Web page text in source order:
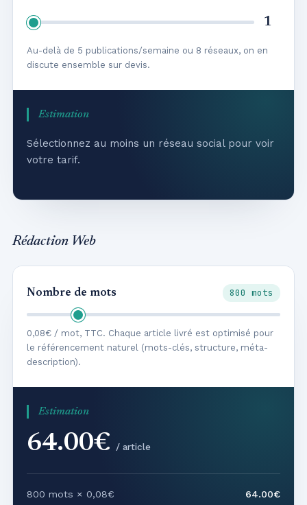
1
Au-delà de 5 publications/semaine ou 8 réseaux, on en
discute ensemble sur devis.
Estimation
Sélectionnez au moins un réseau social pour voir
votre tarif.
Rédaction Web
Nombre de mots 800 mots
0,08€ / mot, TTC. Chaque article livré est optimisé pour
le référencement naturel (mots-clés, structure, méta-
description).
Estimation
64.00€ / article
800 mots × 0,08€
64.00€